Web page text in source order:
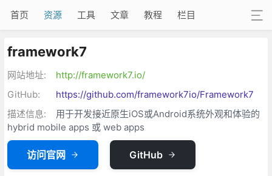
首页 资源 工具 文章 教程 栏目
framework7
网站地址:
http://framework7.io/
GitHub:
https://github.com/framework7io/Framework7
描述信息:
用于开发接近原生iOS或Android系统外观和体验的
hybrid mobile apps 或 web apps
访问官网 GitHub